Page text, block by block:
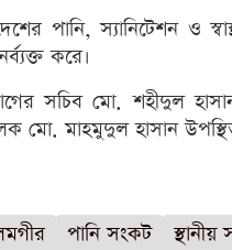
পানি, স্যানিটেশন ও
করে।
সচিব মো. শহীদুল
মো. মাহমুদুল হাসান
পানি সংকট স্থানীয়